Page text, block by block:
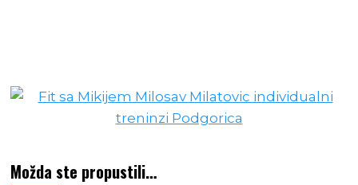
Možda ste propustili…